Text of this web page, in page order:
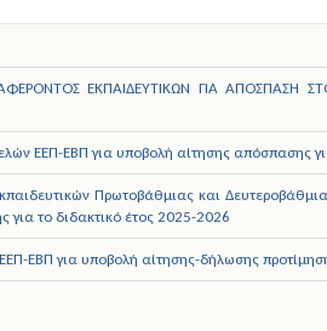
ΕΚΠΑΙΔΕΥΤΙΚΩΝ ΓΙΑ
ΕΕΠ-ΕΒΠ για υποβολή αίτησης απόσπασης
Πρωτοβάθμιας και
για το διδακτικό έτος 2025-2026
ΕΒΠ για υποβολή αίτησης-δήλωσης